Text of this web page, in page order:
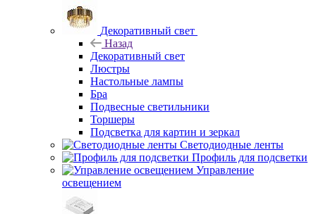
Декоративный свет
Назад
Декоративный свет
Люстры
Настольные лампы
Бра
Подвесные светильники
Торшеры
Подсветка для картин и зеркал
Светодиодные ленты
Профиль для подсветки
Управление
освещением